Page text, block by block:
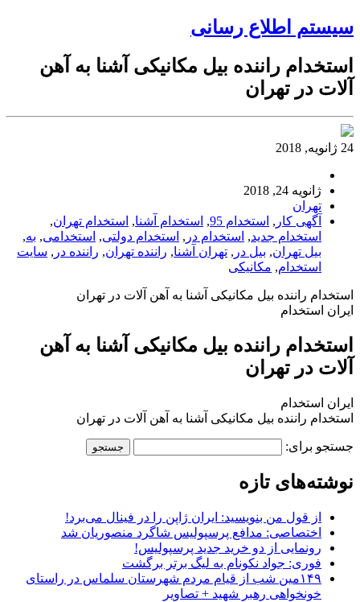
سیستم اطلاع رسانی
استخدام راننده بیل مکانیکی آشنا به آهن
آلات در تهران
24 ژانویه, 2018
ژانویه 24, 2018
تهران
آگهی کار , استخدام 95 , استخدام آشنا, استخدام تهران,
استخدام جدید, استخدام در , استخدام دولتی, استخدامی, به,
بیل تهران, بیل در , تهران آشنا, راننده تهران, راننده در , سایت
استخدام, مکانیکی
استخدام راننده بیل مکانیکی آشنا به آهن آلات در تهران
ایران استخدام
استخدام راننده بیل مکانیکی آشنا به آهن
آلات در تهران
ایران استخدام
استخدام راننده بیل مکانیکی آشنا به آهن آلات در تهران
جستجو برای:
نوشته‌های تازه
از قول من بنویسید: ایران ژاپن را در فینال می‌برد!
اختصاصی: مدافع پرسپولیس شاگرد منصوریان شد
رونمایی از دو خرید جدید پرسپولیس!
فوری: جواد نکونام به لیگ برتر برگشت
۱۴۹مین شب از قیام مردم شهرستان سلماس در راستای
خونخواهی رهبر شهید + تصاویر